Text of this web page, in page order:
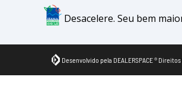
Desacelere. Seu bem
Desenvolvido pela DEALERSPACE ®